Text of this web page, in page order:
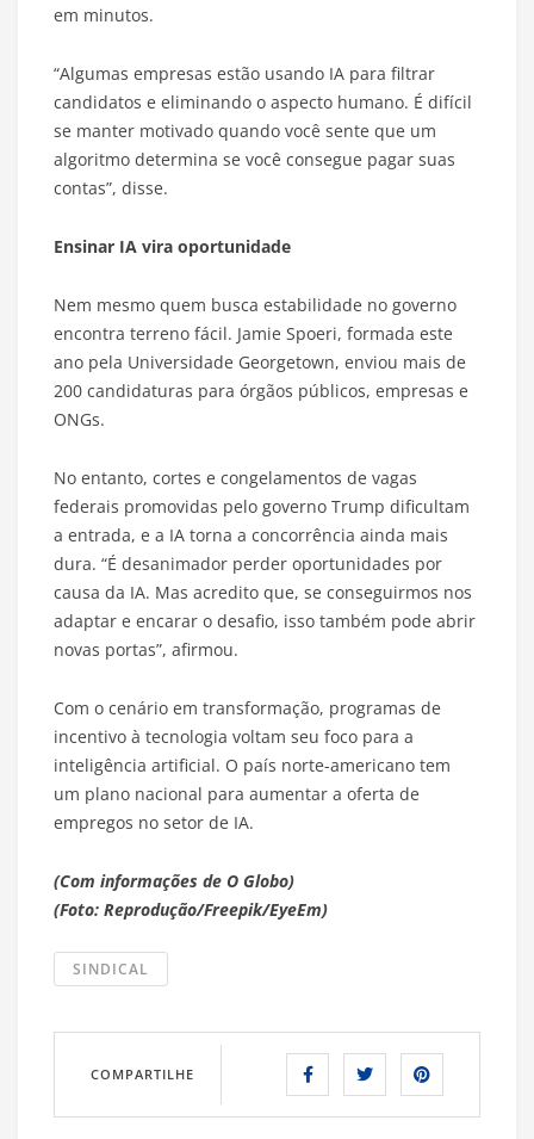
em minutos.
“Algumas empresas estão usando IA para filtrar
candidatos e eliminando o aspecto humano. É difícil
se manter motivado quando você sente que um
algoritmo determina se você consegue pagar suas
contas”, disse.
Ensinar IA vira oportunidade
Nem mesmo quem busca estabilidade no governo
encontra terreno fácil. Jamie Spoeri, formada este
ano pela Universidade Georgetown, enviou mais de
200 candidaturas para órgãos públicos, empresas e
ONGs.
No entanto, cortes e congelamentos de vagas
federais promovidas pelo governo Trump dificultam
a entrada, e a IA torna a concorrência ainda mais
dura. “É desanimador perder oportunidades por
causa da IA. Mas acredito que, se conseguirmos nos
adaptar e encarar o desafio, isso também pode abrir
novas portas”, afirmou.
Com o cenário em transformação, programas de
incentivo à tecnologia voltam seu foco para a
inteligência artificial. O país norte-americano tem
um plano nacional para aumentar a oferta de
empregos no setor de IA.
(Com informações de O Globo)
(Foto: Reprodução/Freepik/EyeEm)
SINDICAL
COMPARTILHE